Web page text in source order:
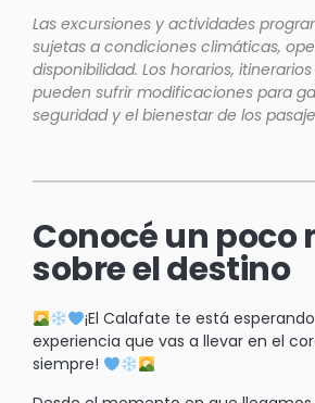
Las excursiones y actividades
sujetas a condiciones climáticas,
disponibilidad. Los horarios,
pueden sufrir modificaciones para
seguridad y el bienestar de los
Conocé un poco
sobre el destino
¡El Calafate te está
experiencia que vas a llevar en el
siempre!